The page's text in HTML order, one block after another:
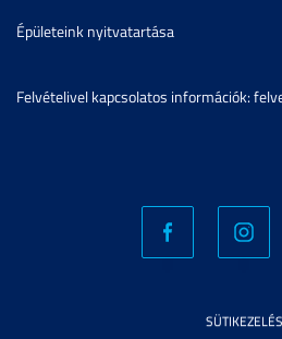
Épületeink nyitvatartása
Felvételivel kapcsolatos információk:
SÜTIKEZELÉS